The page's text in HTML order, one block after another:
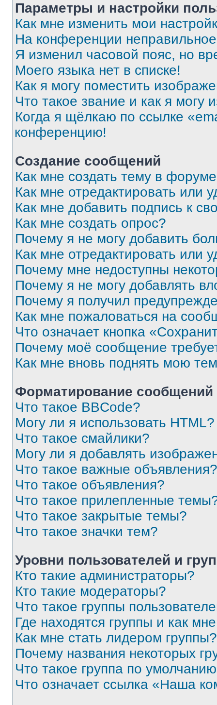
Параметры и настройки
Как мне изменить мои
На конференции
Я изменил часовой пояс, но
Моего языка нет в списке!
Как я могу поместить
Что такое звание и как я могу
Когда я щёлкаю по ссылке
конференцию!
Создание сообщений
Как мне создать тему в
Как мне отредактировать или
Как мне добавить подпись к
Как мне создать опрос?
Почему я не могу добавить
Как мне отредактировать или
Почему мне недоступны
Почему я не могу добавлять
Почему я получил
Как мне пожаловаться на
Что означает кнопка
Почему моё сообщение
Как мне вновь поднять мою
Форматирование
Что такое BBCode?
Могу ли я использовать HTML?
Что такое смайлики?
Могу ли я добавлять
Что такое важные объявления?
Что такое объявления?
Что такое прилепленные
Что такое закрытые темы?
Что такое значки тем?
Уровни пользователей и
Кто такие администраторы?
Кто такие модераторы?
Что такое группы
Где находятся группы и как
Как мне стать лидером группы?
Почему названия некоторых
Что такое группа по
Что означает ссылка «Наша